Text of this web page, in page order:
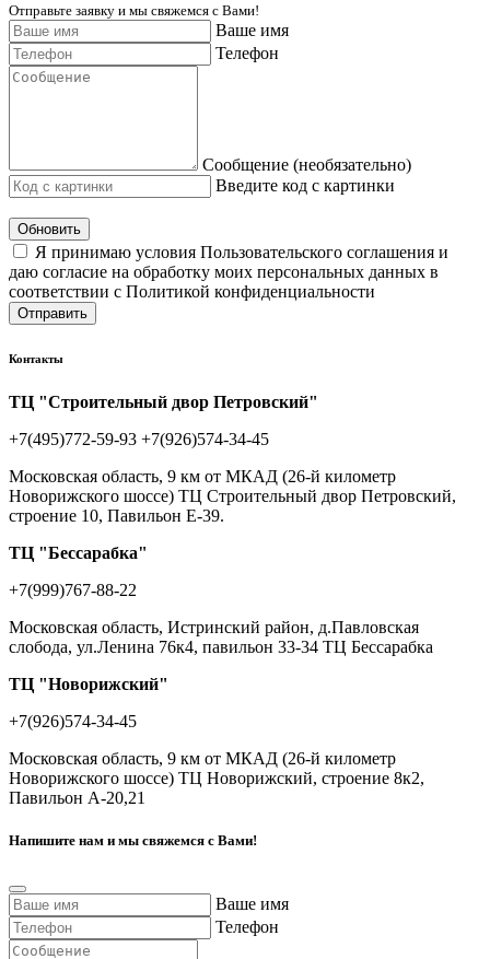
Отправьте заявку и мы свяжемся с Вами!
Ваше имя
Телефон
Сообщение (необязательно)
Введите код с картинки
Обновить
Я принимаю условия Пользовательского соглашения и
даю согласие на обработку моих персональных данных в
соответствии с Политикой конфиденциальности
Отправить
Контакты
ТЦ "Строительный двор Петровский"
+7(495)772-59-93 +7(926)574-34-45
Московская область, 9 км от МКАД (26-й километр
Новорижского шоссе) ТЦ Строительный двор Петровский,
строение 10, Павильон Е-39.
ТЦ "Бессарабка"
+7(999)767-88-22
Московская область, Истринский район, д.Павловская
слобода, ул.Ленина 76к4, павильон 33-34 ТЦ Бессарабка
ТЦ "Новорижский"
+7(926)574-34-45
Московская область, 9 км от МКАД (26-й километр
Новорижского шоссе) ТЦ Новорижский, строение 8к2,
Павильон А-20,21
Напишите нам и мы свяжемся с Вами!
Ваше имя
Телефон